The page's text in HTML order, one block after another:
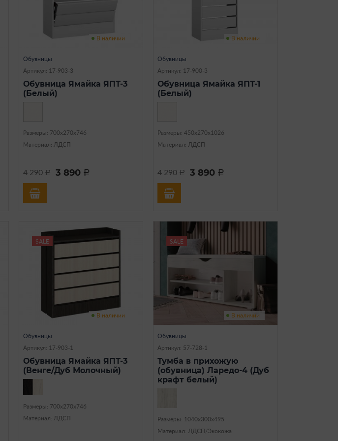
В наличии
Обувницы
Артикул: 17-903-3
Обувница Ямайка ЯПТ-3
(Белый)
Размеры: 700х270х746
Материал: ЛДСП
4 290a 3 890 a
В наличии
Обувницы
Артикул: 17-900-3
Обувница Ямайка ЯПТ-1
(Белый)
Размеры: 450х270х1026
Материал: ЛДСП
4 290a 3 890 a
SALE
В наличии
Обувницы
Артикул: 17-903-1
Обувница Ямайка ЯПТ-3
(Венге/Дуб Молочный)
Размеры: 700х270х746
Материал: ЛДСП
SALE
В наличии
Обувницы
Артикул: 57-728-1
Тумба в прихожую
(обувница) Ларедо-4 (Дуб
крафт белый)
Размеры: 1040х300х495
Материал: ЛДСП/Экокожа